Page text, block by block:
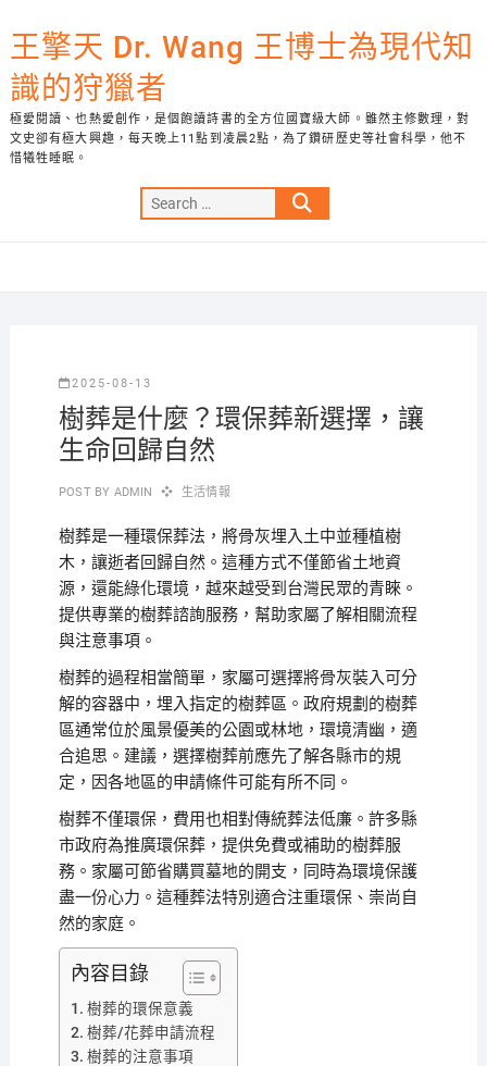
to
content
王擎天 Dr. Wang 王博士為現代知
識的狩獵者
極愛閱讀、也熱愛創作，是個飽讀詩書的全方位國寶級大師。雖然主修數理，對
文史卻有極大興趣，每天晚上11點到凌晨2點，為了鑽研歷史等社會科學，他不
惜犧牲睡眠。
Search
…
2025-08-13
樹葬是什麼？環保葬新選擇，讓
生命回歸自然
POST BY ADMIN 生活情報
樹葬是一種環保葬法，將骨灰埋入土中並種植樹
木，讓逝者回歸自然。這種方式不僅節省土地資
源，還能綠化環境，越來越受到台灣民眾的青睞。
提供專業的樹葬諮詢服務，幫助家屬了解相關流程
與注意事項。
樹葬的過程相當簡單，家屬可選擇將骨灰裝入可分
解的容器中，埋入指定的樹葬區。政府規劃的樹葬
區通常位於風景優美的公園或林地，環境清幽，適
合追思。 建議，選擇樹葬前應先了解各縣市的規
定，因各地區的申請條件可能有所不同。
樹葬不僅環保，費用也相對傳統葬法低廉。許多縣
市政府為推廣環保葬，提供免費或補助的樹葬服
務。家屬可節省購買墓地的開支，同時為環境保護
盡一份心力。這種葬法特別適合注重環保、崇尚自
然的家庭。
內容目錄
樹葬的環保意義
樹葬/花葬申請流程
樹葬的注意事項